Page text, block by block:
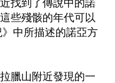
找到了傳說中的諾
些殘骸的年代可以
中所描述的諾亞方
臘山附近發現的一